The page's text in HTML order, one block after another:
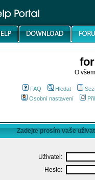
O
FAQ Hledat
Osobní nastavení
Zadejte prosím vaše
Uživatel:
Heslo: